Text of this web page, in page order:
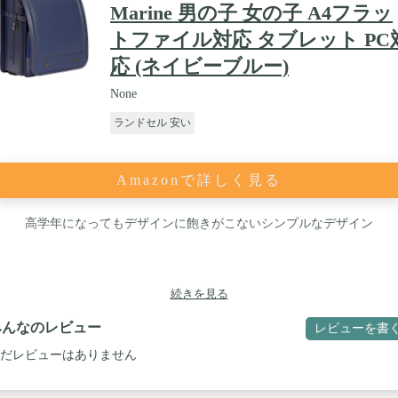
Marine 男の子 女の子 A4フラッ
トファイル対応 タブレット PC
応 (ネイビーブルー)
None
ランドセル 安い
Amazonで詳しく見る
高学年になってもデザインに飽きがこないシンプルなデザイン
続きを見る
なのレビュー レビューを書
レビューはありません